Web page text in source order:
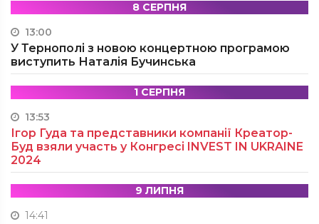
8 СЕРПНЯ
13:00
У Тернополі з новою концертною програмою
виступить Наталія Бучинська
1 СЕРПНЯ
13:53
Ігор Гуда та представники компанії Креатор-
Буд взяли участь у Конгресі INVEST IN UKRAINE
2024
9 ЛИПНЯ
14:41